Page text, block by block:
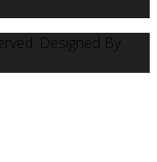
Designed By